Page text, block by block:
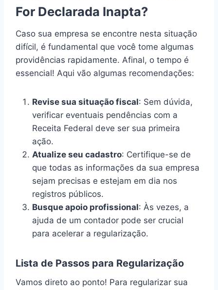
For Declarada Inapta?
Caso sua empresa se encontre nesta situação
difícil, é fundamental que você tome algumas
providências rapidamente. Afinal, o tempo é
essencial! Aqui vão algumas recomendações:
Revise sua situação fiscal: Sem dúvida,
verificar eventuais pendências com a
Receita Federal deve ser sua primeira
ação.
Atualize seu cadastro: Certifique-se de
que todas as informações da sua empresa
sejam precisas e estejam em dia nos
registros públicos.
Busque apoio profissional: Às vezes, a
ajuda de um contador pode ser crucial
para acelerar a regularização.
Lista de Passos para Regularização
Vamos direto ao ponto! Para regularizar sua